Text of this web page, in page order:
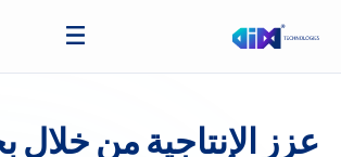
عزز الإنتاجية من